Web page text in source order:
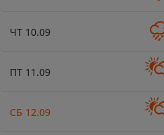
ЧТ 10.09
ПТ 11.09
СБ 12.09